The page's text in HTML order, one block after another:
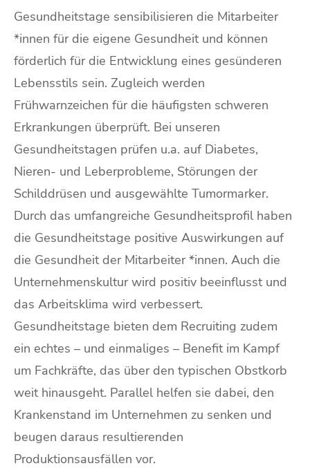
Gesundheitstage sensibilisieren die Mitarbeiter
*innen für die eigene Gesundheit und können
förderlich für die Entwicklung eines gesünderen
Lebensstils sein. Zugleich werden
Frühwarnzeichen für die häufigsten schweren
Erkrankungen überprüft. Bei unseren
Gesundheitstagen prüfen u.a. auf Diabetes,
Nieren- und Leberprobleme, Störungen der
Schilddrüsen und ausgewählte Tumormarker.
Durch das umfangreiche Gesundheitsprofil haben
die Gesundheitstage positive Auswirkungen auf
die Gesundheit der Mitarbeiter *innen. Auch die
Unternehmenskultur wird positiv beeinflusst und
das Arbeitsklima wird verbessert.
Gesundheitstage bieten dem Recruiting zudem
ein echtes – und einmaliges – Benefit im Kampf
um Fachkräfte, das über den typischen Obstkorb
weit hinausgeht. Parallel helfen sie dabei, den
Krankenstand im Unternehmen zu senken und
beugen daraus resultierenden
Produktionsausfällen vor.